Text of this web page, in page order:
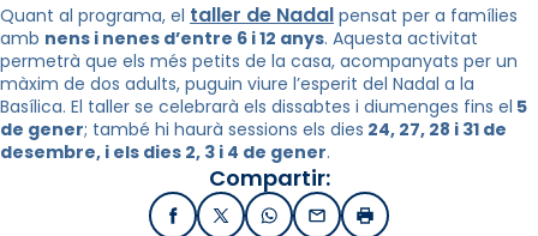
Quant al programa, el taller de Nadal pensat per a famílies
amb nens i nenes d’entre 6 i 12 anys. Aquesta activitat
permetrà que els més petits de la casa, acompanyats per un
màxim de dos adults, puguin viure l’esperit del Nadal a la
Basílica. El taller se celebrarà els dissabtes i diumenges fins el 5
de gener; també hi haurà sessions els dies 24, 27, 28 i 31 de
desembre, i els dies 2, 3 i 4 de gener.
Compartir:
FacebookX / TwitterWhatsApp
EmailImprimir